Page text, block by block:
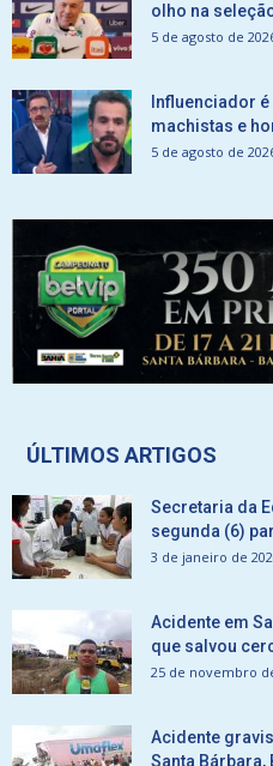
olho na
5 de agosto de
Influenciador
machistas e
5 de agosto de
ÚLTIMOS ARTIGOS
Secretaria da
segunda (6)
3 de janeiro de
Acidente em
que salvou
25 de novembro
Acidente
Santa Bárbara,